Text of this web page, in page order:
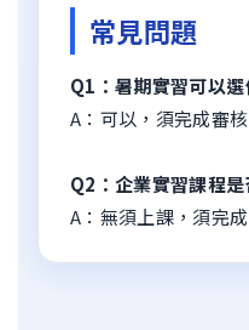
常見問題
Q1：暑期實習可以
A：可以，須完成審
Q2：企業實習課程是
A：無須上課，須完